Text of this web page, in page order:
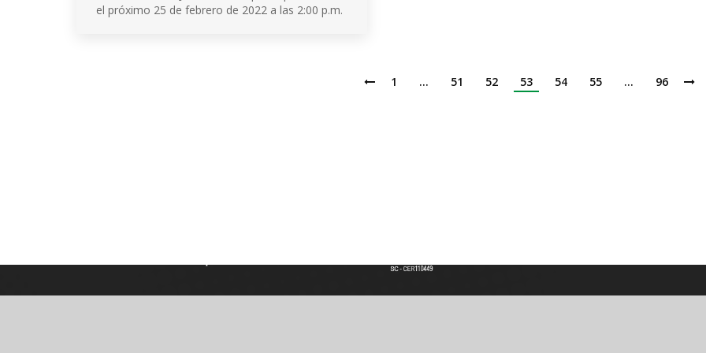
el próximo 25 de febrero de 2022 a las 2:00 p.m.
1 … 51 52 53 54 55 … 96